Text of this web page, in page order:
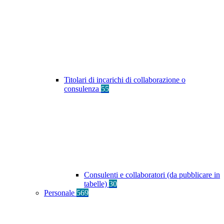
Titolari di incarichi di collaborazione o
consulenza 55
Consulenti e collaboratori (da pubblicare in
tabelle) 30
Personale 569